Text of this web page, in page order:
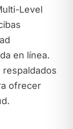
Level
en línea.
ofrecer